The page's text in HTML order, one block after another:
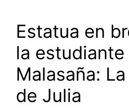
Estatua en
la estudiante
Malasaña:
de Julia